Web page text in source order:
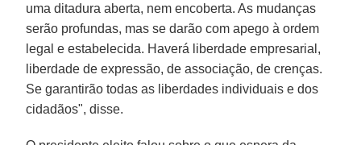
uma ditadura aberta, nem encoberta. As mudanças
serão profundas, mas se darão com apego à ordem
legal e estabelecida. Haverá liberdade empresarial,
liberdade de expressão, de associação, de crenças.
Se garantirão todas as liberdades individuais e dos
cidadãos", disse.